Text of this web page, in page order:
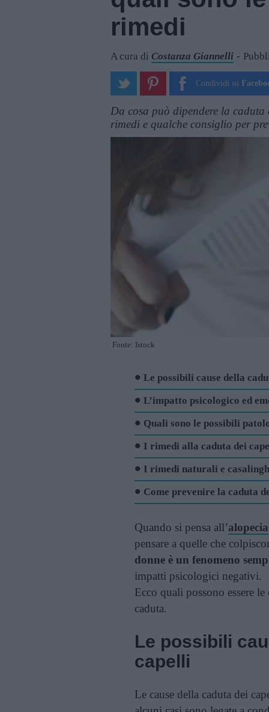
rimedi
A cura di Costanza Giannelli
Condividi su
Da cosa può dipendere la
rimedi e qualche consiglio per
Fonte: Istock
Le possibili cause della
L’impatto psicologico ed
Quali sono le possibili
I rimedi alla caduta dei
I rimedi naturali e
Come prevenire la caduta
Quando si pensa all’alopecia
pensare a quelle che
donne è un fenomeno
impatti psicologici negativi.
Ecco quali possono essere
caduta.
Le possibili
capelli
Le cause della caduta dei